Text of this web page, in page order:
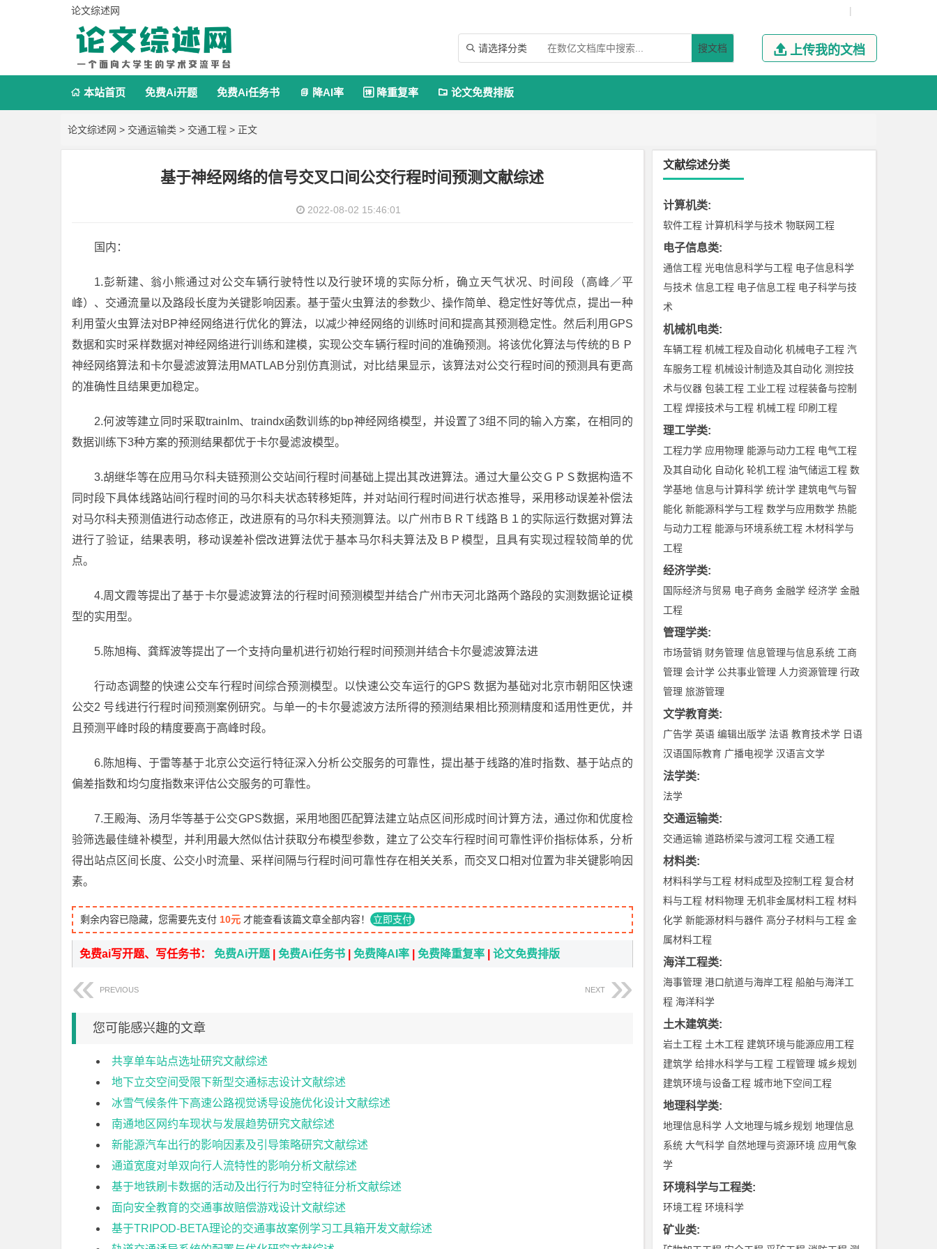
论文综述网 |
 请选择分类 搜文档  上传我的文档
 本站首页 免费Ai开题 免费Ai任务书  降AI率  降重复率  论文免费排版
论文综述网 > 交通运输类 > 交通工程 > 正文
基于神经网络的信号交叉口间公交行程时间预测文献综述
2022-08-02 15:46:01
国内：
1.彭新建、翁小熊通过对公交车辆行驶特性以及行驶环境的实际分析，确立天气状况、时间段（高峰／平
峰）、交通流量以及路段长度为关键影响因素。基于萤火虫算法的参数少、操作简单、稳定性好等优点，提出一种
利用萤火虫算法对BP神经网络进行优化的算法，以减少神经网络的训练时间和提高其预测稳定性。然后利用GPS
数据和实时采样数据对神经网络进行训练和建模，实现公交车辆行程时间的准确预测。将该优化算法与传统的ＢＰ
神经网络算法和卡尔曼滤波算法用MATLAB分别仿真测试，对比结果显示，该算法对公交行程时间的预测具有更高
的准确性且结果更加稳定。
2.何波等建立同时采取trainlm、traindx函数训练的bp神经网络模型，并设置了3组不同的输入方案，在相同的
数据训练下3种方案的预测结果都优于卡尔曼滤波模型。
3.胡继华等在应用马尔科夫链预测公交站间行程时间基础上提出其改进算法。通过大量公交ＧＰＳ数据构造不
同时段下具体线路站间行程时间的马尔科夫状态转移矩阵，并对站间行程时间进行状态推导，采用移动误差补偿法
对马尔科夫预测值进行动态修正，改进原有的马尔科夫预测算法。以广州市ＢＲＴ线路Ｂ１的实际运行数据对算法
进行了验证，结果表明，移动误差补偿改进算法优于基本马尔科夫算法及ＢＰ模型，且具有实现过程较简单的优
点。
4.周文霞等提出了基于卡尔曼滤波算法的行程时间预测模型并结合广州市天河北路两个路段的实测数据论证模
型的实用型。
5.陈旭梅、龚辉波等提出了一个支持向量机进行初始行程时间预测并结合卡尔曼滤波算法进
行动态调整的快速公交车行程时间综合预测模型。以快速公交车运行的GPS 数据为基础对北京市朝阳区快速
公交2 号线进行行程时间预测案例研究。与单一的卡尔曼滤波方法所得的预测结果相比预测精度和适用性更优，并
且预测平峰时段的精度要高于高峰时段。
6.陈旭梅、于雷等基于北京公交运行特征深入分析公交服务的可靠性，提出基于线路的准时指数、基于站点的
偏差指数和均匀度指数来评估公交服务的可靠性。
7.王殿海、汤月华等基于公交GPS数据，采用地图匹配算法建立站点区间形成时间计算方法，通过你和优度检
验筛选最佳缝补模型，并利用最大然似估计获取分布模型参数，建立了公交车行程时间可靠性评价指标体系，分析
得出站点区间长度、公交小时流量、采样间隔与行程时间可靠性存在相关关系，而交叉口相对位置为非关键影响因
素。
剩余内容已隐藏，您需要先支付 10元 才能查看该篇文章全部内容！ 立即支付
免费ai写开题、写任务书： 免费Ai开题 免费Ai任务书 免费降AI率 免费降重复率 论文免费排版
PREVIOUS NEXT
您可能感兴趣的文章
共享单车站点选址研究文献综述
地下立交空间受限下新型交通标志设计文献综述
冰雪气候条件下高速公路视觉诱导设施优化设计文献综述
南通地区网约车现状与发展趋势研究文献综述
新能源汽车出行的影响因素及引导策略研究文献综述
通道宽度对单双向行人流特性的影响分析文献综述
基于地铁刷卡数据的活动及出行行为时空特征分析文献综述
面向安全教育的交通事故赔偿游戏设计文献综述
基于TRIPOD-BETA理论的交通事故案例学习工具箱开发文献综述
文献综述分类
计算机类:
软件工程 计算机科学与技术 物联网工程
电子信息类:
通信工程 光电信息科学与工程 电子信息科学
与技术 信息工程 电子信息工程 电子科学与技
术
机械机电类:
车辆工程 机械工程及自动化 机械电子工程 汽
车服务工程 机械设计制造及其自动化 测控技
术与仪器 包装工程 工业工程 过程装备与控制
工程 焊接技术与工程 机械工程 印刷工程
理工学类:
工程力学 应用物理 能源与动力工程 电气工程
及其自动化 自动化 轮机工程 油气储运工程 数
学基地 信息与计算科学 统计学 建筑电气与智
能化 新能源科学与工程 数学与应用数学 热能
与动力工程 能源与环境系统工程 木材科学与
工程
经济学类:
国际经济与贸易 电子商务 金融学 经济学 金融
工程
管理学类:
市场营销 财务管理 信息管理与信息系统 工商
管理 会计学 公共事业管理 人力资源管理 行政
管理 旅游管理
文学教育类:
广告学 英语 编辑出版学 法语 教育技术学 日语
汉语国际教育 广播电视学 汉语言文学
法学类:
法学
交通运输类:
交通运输 道路桥梁与渡河工程 交通工程
材料类:
材料科学与工程 材料成型及控制工程 复合材
料与工程 材料物理 无机非金属材料工程 材料
化学 新能源材料与器件 高分子材料与工程 金
属材料工程
海洋工程类:
海事管理 港口航道与海岸工程 船舶与海洋工
程 海洋科学
土木建筑类:
岩土工程 土木工程 建筑环境与能源应用工程
建筑学 给排水科学与工程 工程管理 城乡规划
建筑环境与设备工程 城市地下空间工程
地理科学类:
地理信息科学 人文地理与城乡规划 地理信息
系统 大气科学 自然地理与资源环境 应用气象
学
环境科学与工程类:
环境工程 环境科学
矿业类: